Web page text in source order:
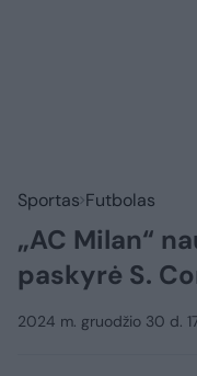
Sportas Futbolas
„AC Milan“
paskyrė S.
2024 m. gruodžio 30 d.